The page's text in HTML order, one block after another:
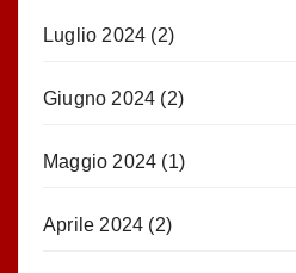
Luglio 2024 (2)
Giugno 2024 (2)
Maggio 2024 (1)
Aprile 2024 (2)